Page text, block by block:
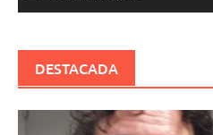
DESTACADA